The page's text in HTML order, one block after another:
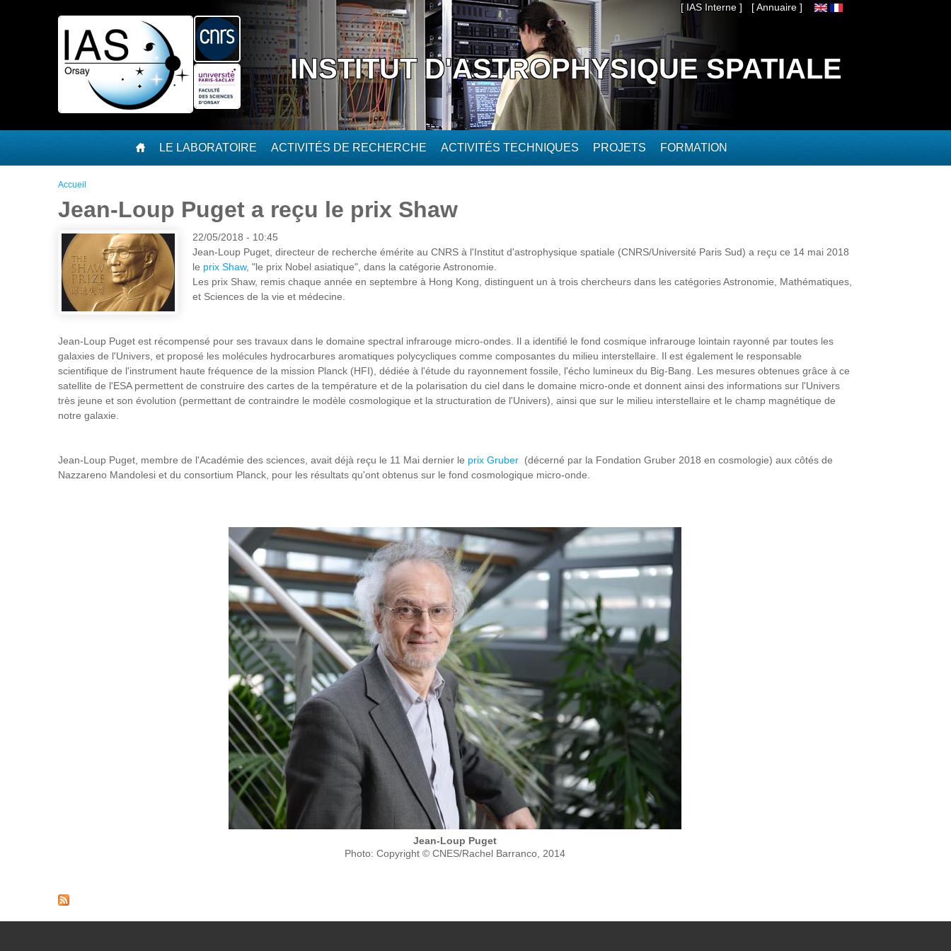
[ IAS Interne ] [ Annuaire ]
INSTITUT D'ASTROPHYSIQUE SPATIALE
LE LABORATOIRE ACTIVITÉS DE RECHERCHE ACTIVITÉS TECHNIQUES PROJETS FORMATION
Vous êtes ici
Accueil
Jean-Loup Puget a reçu le prix Shaw
22/05/2018 - 10:45
Jean-Loup Puget, directeur de recherche émérite au CNRS à l'Institut d'astrophysique spatiale (CNRS/Université Paris Sud) a reçu ce 14 mai 2018
le prix Shaw, "le prix Nobel asiatique", dans la catégorie Astronomie.
Les prix Shaw, remis chaque année en septembre à Hong Kong, distinguent un à trois chercheurs dans les catégories Astronomie, Mathématiques,
et Sciences de la vie et médecine.
Jean-Loup Puget est récompensé pour ses travaux dans le domaine spectral infrarouge micro-ondes. Il a identifié le fond cosmique infrarouge lointain rayonné par toutes les
galaxies de l'Univers, et proposé les molécules hydrocarbures aromatiques polycycliques comme composantes du milieu interstellaire. Il est également le responsable
scientifique de l'instrument haute fréquence de la mission Planck (HFI), dédiée à l'étude du rayonnement fossile, l'écho lumineux du Big-Bang. Les mesures obtenues grâce à ce
satellite de l'ESA permettent de construire des cartes de la température et de la polarisation du ciel dans le domaine micro-onde et donnent ainsi des informations sur l'Univers
très jeune et son évolution (permettant de contraindre le modèle cosmologique et la structuration de l'Univers), ainsi que sur le milieu interstellaire et le champ magnétique de
notre galaxie.
Jean-Loup Puget, membre de l'Académie des sciences, avait déjà reçu le 11 Mai dernier le prix Gruber (décerné par la Fondation Gruber 2018 en cosmologie) aux côtés de
Nazzareno Mandolesi et du consortium Planck, pour les résultats qu'ont obtenus sur le fond cosmologique micro-onde.
Jean-Loup Puget
Photo: Copyright © CNES/Rachel Barranco, 2014